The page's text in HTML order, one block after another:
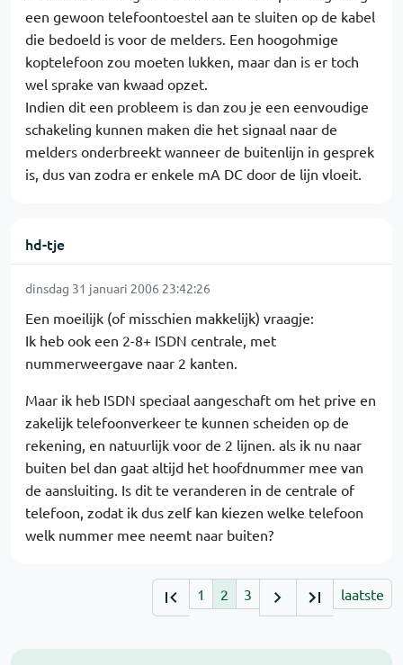
een gewoon telefoontoestel aan te sluiten op de kabel
die bedoeld is voor de melders. Een hoogohmige
koptelefoon zou moeten lukken, maar dan is er toch
wel sprake van kwaad opzet.
Indien dit een probleem is dan zou je een eenvoudige
schakeling kunnen maken die het signaal naar de
melders onderbreekt wanneer de buitenlijn in gesprek
is, dus van zodra er enkele mA DC door de lijn vloeit.
hd-tje
dinsdag 31 januari 2006 23:42:26
Een moeilijk (of misschien makkelijk) vraagje:
Ik heb ook een 2-8+ ISDN centrale, met
nummerweergave naar 2 kanten.
Maar ik heb ISDN speciaal aangeschaft om het prive en
zakelijk telefoonverkeer te kunnen scheiden op de
rekening, en natuurlijk voor de 2 lijnen. als ik nu naar
buiten bel dan gaat altijd het hoofdnummer mee van
de aansluiting. Is dit te veranderen in de centrale of
telefoon, zodat ik dus zelf kan kiezen welke telefoon
welk nummer mee neemt naar buiten?
1 2 3 laatste